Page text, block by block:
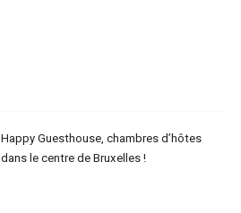
Happy Guesthouse, chambres d’hôtes
dans le centre de Bruxelles !